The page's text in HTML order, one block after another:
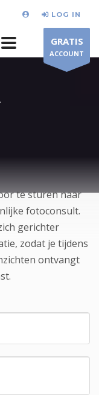
LOG IN
GRATIS
ACCOUNT
te sturen naar
fotoconsult.
gerichter
zodat je tijdens
ontvangt